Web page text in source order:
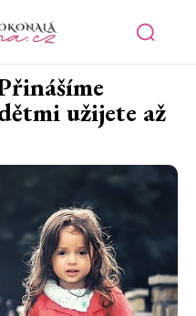
užijete až